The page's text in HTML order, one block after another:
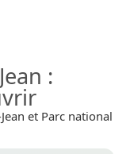
:
et Parc national